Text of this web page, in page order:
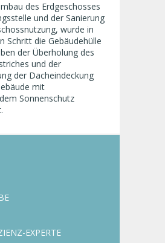
des Erdgeschosses
und der Sanierung
wurde in
Schritt die Gebäudehülle
der Überholung des
und der
der Dacheindeckung
mit
Sonnenschutz
EXPERTE